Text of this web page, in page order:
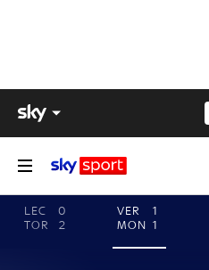
LEC
0
TOR
2
VER
1
MON 1